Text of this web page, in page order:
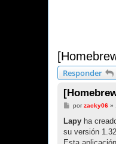
Responder
M
n
s
a
j
porzacky06»
Lapy ha
su versión